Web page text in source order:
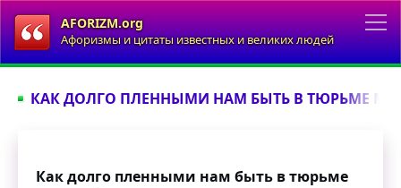
AFORIZM.org
Афоризмы и цитаты известных и великих людей
КАК ДОЛГО ПЛЕННЫМИ НАМ БЫТЬ В ТЮРЬМЕ
Как долго пленными нам быть в тюрьме